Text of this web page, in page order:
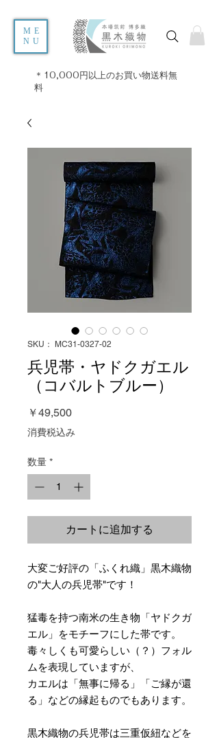
ME
NU
＊10,000円以上のお買い物送料無
料
SKU： MC31-0327-02
兵児帯・ヤドクガエル
（コバルトブルー）
￥49,500価
消費税込み
数量 *
カートに追加する
大変ご好評の「ふくれ織」黒木織物
の"大人の兵児帯"です！
猛毒を持つ南米の生き物「ヤドクガ
エル」をモチーフにした帯です。
毒々しくも可愛らしい（？）フォル
ムを表現していますが、
カエルは「無事に帰る」「ご縁が還
る」などの縁起ものでもあります。
黒木織物の兵児帯は三重仮紐などを